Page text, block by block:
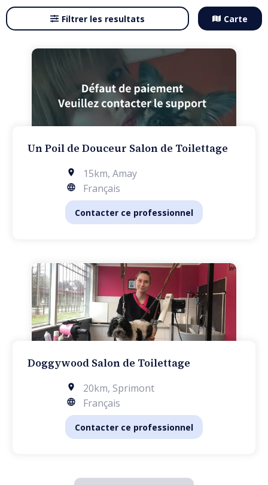
Filtrer les resultats Carte
Un Poil de Douceur Salon de Toilettage
15km, Amay
Français
Contacter ce professionnel
Doggywood Salon de Toilettage
20km, Sprimont
Français
Contacter ce professionnel